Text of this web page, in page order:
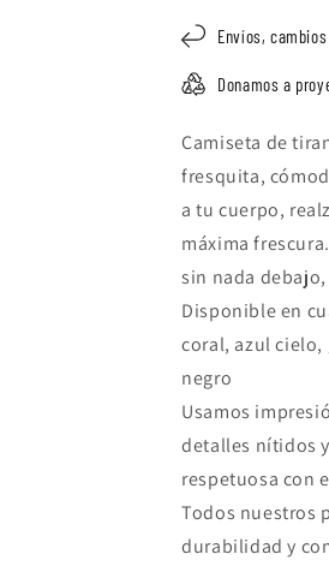
Envíos,
Donamos a
Camiseta de
fresquita,
a tu cuerpo,
máxima
sin nada
Disponible en
coral, azul cielo,
negro
Usamos
detalles nítidos
respetuosa con
Todos nuestros
durabilidad y